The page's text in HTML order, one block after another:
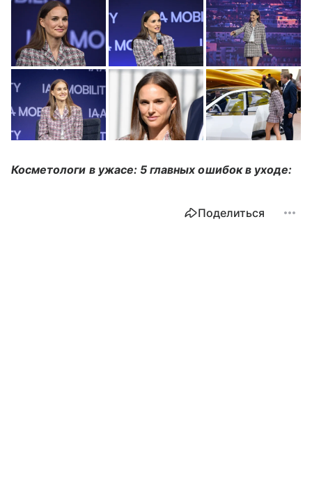
Косметологи в ужасе: 5 главных ошибок в уходе:
Поделиться